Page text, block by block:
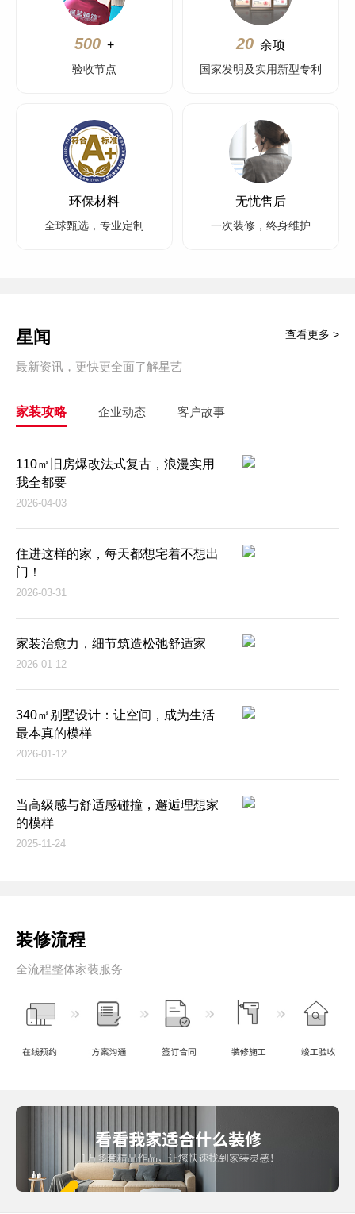
500 +
验收节点
20 余项
国家发明及实用新型专利
环保材料
全球甄选，专业定制
无忧售后
一次装修，终身维护
星闻
最新资讯，更快更全面了解星艺
查看更多 >
家装攻略 企业动态 客户故事
110㎡旧房爆改法式复古，浪漫实用
我全都要
2026-04-03
住进这样的家，每天都想宅着不想出
门！
2026-03-31
家装治愈力，细节筑造松弛舒适家
2026-01-12
340㎡别墅设计：让空间，成为生活
最本真的模样
2026-01-12
当高级感与舒适感碰撞，邂逅理想家
的模样
2025-11-24
装修流程
全流程整体家装服务